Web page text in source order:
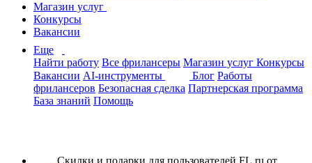
Магазин услуг
Конкурсы
Вакансии
Еще
Найти работу Все фрилансеры Магазин услуг Конкурсы
Вакансии AI-инструменты Блог Работы
фрилансеров Безопасная сделка Партнерская программа
База знаний Помощь
Скидки и подарки для пользователей FL.ru от